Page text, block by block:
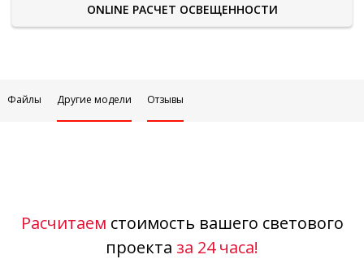
ONLINE РАСЧЕТ ОСВЕЩЕННОСТИ
Файлы Другие модели Отзывы
Расчитаем стоимость вашего светового
проекта за 24 часа!